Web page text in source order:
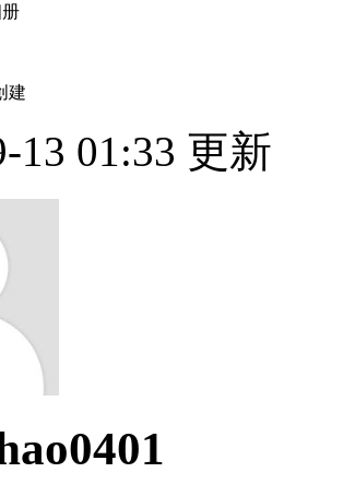
建
13 01:33 更新